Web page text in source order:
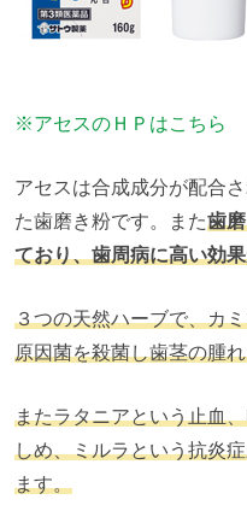
※アセスのＨＰはこちら
アセスは合成成分が配合
た歯磨き粉です。また歯
ており、歯周病に高い効
３つの天然ハーブで、カ
原因菌を殺菌し歯茎の腫
またラタニアという止血
しめ、ミルラという抗炎
ます。